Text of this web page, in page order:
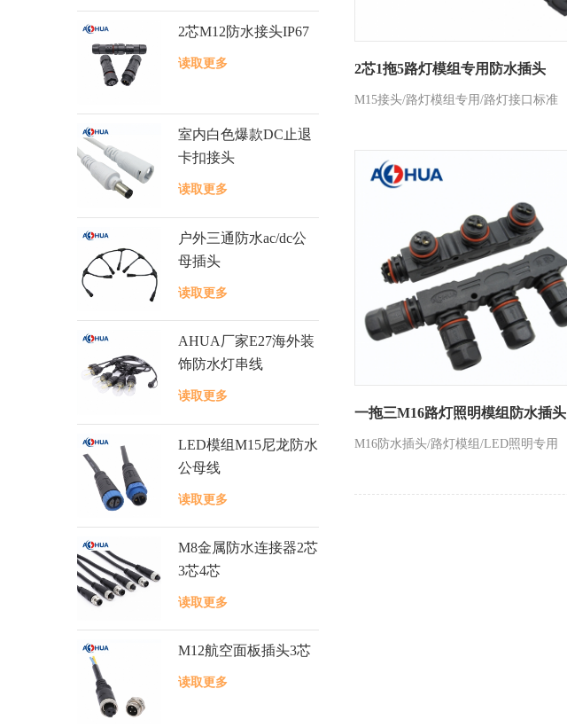
2芯1拖5路灯模组专用防水插头
M15接头/路灯模组专用/路灯接口标准
一拖三M16路灯照明模组防水插头
M16防水插头/路灯模组/LED照明专用
2芯M12防水接头IP67
读取更多
室内白色爆款DC止退
卡扣接头
读取更多
户外三通防水ac/dc公
母插头
读取更多
AHUA厂家E27海外装
饰防水灯串线
读取更多
LED模组M15尼龙防水
公母线
读取更多
M8金属防水连接器2芯
3芯4芯
读取更多
M12航空面板插头3芯
读取更多